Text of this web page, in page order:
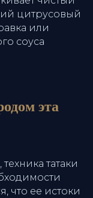
цитрусовый
или
соуса
эта
татаки
что ее истоки